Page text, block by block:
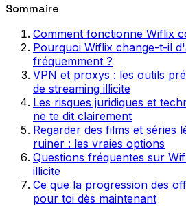
Sommaire
Comment fonctionne Wiflix
Pourquoi Wiflix change-t-il
fréquemment ?
VPN et proxys : les outils
de streaming illicite
Les risques juridiques et
ne te dit clairement
Regarder des films et séries
ruiner : les vraies options
Questions fréquentes sur
illicite
Ce que la progression des
pour toi dès maintenant